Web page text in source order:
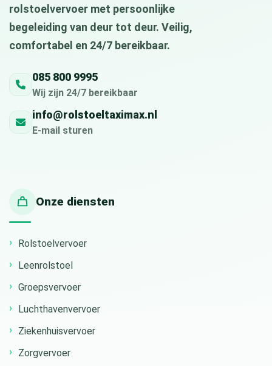
rolstoelvervoer met persoonlijke
begeleiding van deur tot deur. Veilig,
comfortabel en 24/7 bereikbaar.
085 800 9995
Wij zijn 24/7 bereikbaar
info@rolstoeltaximax.nl
E-mail sturen
Onze diensten
Rolstoelvervoer
Leenrolstoel
Groepsvervoer
Luchthavenvervoer
Ziekenhuisvervoer
Zorgvervoer